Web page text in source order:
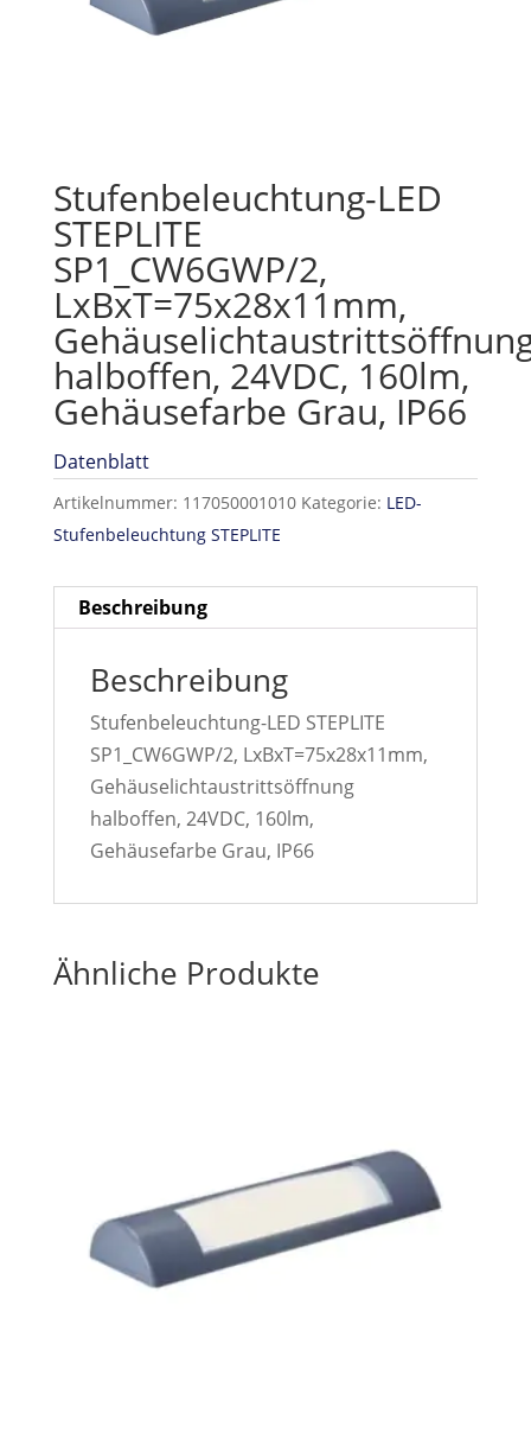
Stufenbeleuchtung-LED
STEPLITE
SP1_CW6GWP/2,
LxBxT=75x28x11mm,
halboffen, 24VDC, 160lm,
Gehäusefarbe Grau, IP66
Datenblatt
Artikelnummer: 117050001010 Kategorie: LED-
Stufenbeleuchtung STEPLITE
Beschreibung
Beschreibung
Stufenbeleuchtung-LED STEPLITE
SP1_CW6GWP/2, LxBxT=75x28x11mm,
Gehäuselichtaustrittsöffnung
halboffen, 24VDC, 160lm,
Gehäusefarbe Grau, IP66
Ähnliche Produkte